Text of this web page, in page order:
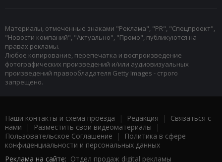
Материалы, отмеченные знаками "Реклама", "PR", "Спецпроект",
"Новости компаний", "Актуально", "Промо", публикуются на
правах рекламы.
Любое копирование, перепечатка и воспроизведение
фотографических произведений и/или аудиовизуальных
произведений правообладателя Getty Images - строго
запрещено.
Наши контакты и схема проезда | Редакция | Связаться с
нами | Разместить свои видеоматериалы |
Пользовательское Соглашение |
Политика в сфере
конфиденциальности и персональных данных
Реклама на сайте: Отдел продаж digital рекламы